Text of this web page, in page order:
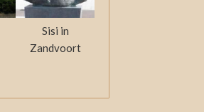
Sisi in
Zandvoort